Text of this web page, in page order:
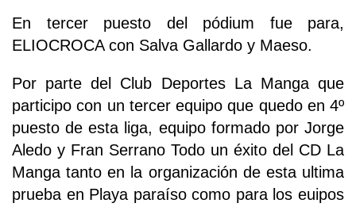
En tercer puesto del pódium fue para,
ELIOCROCA con Salva Gallardo y Maeso.
Por parte del Club Deportes La Manga que
participo con un tercer equipo que quedo en 4º
puesto de esta liga, equipo formado por Jorge
Aledo y Fran Serrano Todo un éxito del CD La
Manga tanto en la organización de esta ultima
prueba en Playa paraíso como para los euipos